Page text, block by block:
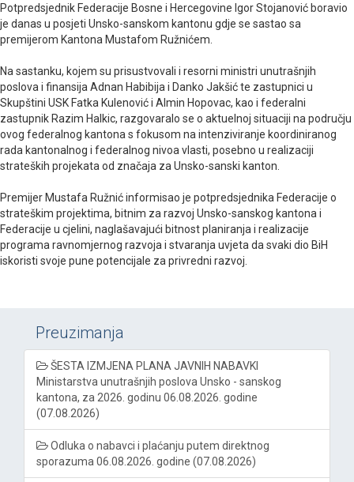
Potpredsjednik Federacije Bosne i Hercegovine Igor Stojanović boravio
je danas u posjeti Unsko-sanskom kantonu gdje se sastao sa
premijerom Kantona Mustafom Ružnićem.
Na sastanku, kojem su prisustvovali i resorni ministri unutrašnjih
poslova i finansija Adnan Habibija i Danko Jakšić te zastupnici u
Skupštini USK Fatka Kulenović i Almin Hopovac, kao i federalni
zastupnik Razim Halkic, razgovaralo se o aktuelnoj situaciji na području
ovog federalnog kantona s fokusom na intenziviranje koordiniranog
rada kantonalnog i federalnog nivoa vlasti, posebno u realizaciji
strateških projekata od značaja za Unsko-sanski kanton.
Premijer Mustafa Ružnić informisao je potpredsjednika Federacije o
strateškim projektima, bitnim za razvoj Unsko-sanskog kantona i
Federacije u cjelini, naglašavajući bitnost planiranja i realizacije
programa ravnomjernog razvoja i stvaranja uvjeta da svaki dio BiH
iskoristi svoje pune potencijale za privredni razvoj.
Preuzimanja
ŠESTA IZMJENA PLANA JAVNIH NABAVKI
Ministarstva unutrašnjih poslova Unsko - sanskog
kantona, za 2026. godinu 06.08.2026. godine
(07.08.2026)
Odluka o nabavci i plaćanju putem direktnog
sporazuma 06.08.2026. godine (07.08.2026)